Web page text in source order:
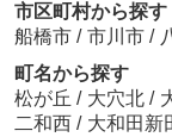
市区町村から探す
船橋市 / 市川市 /
町名から探す
松が丘 / 大穴北 /
二和西 / 大和田新